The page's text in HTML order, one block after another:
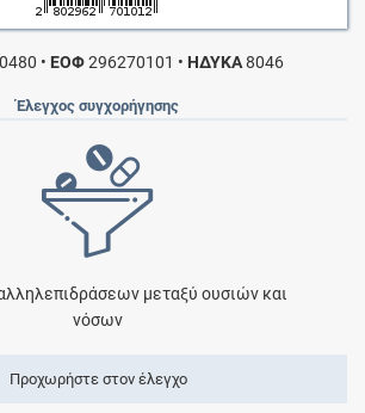
• ΕΟΦ296270101 • ΗΔΥΚΑ8046
Έλεγχος συγχορήγησης
μεταξύ ουσιών και
νόσων
Προχωρήστε στον έλεγχο